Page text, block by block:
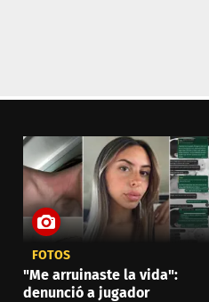
FOTOS
"Me arruinaste la vida":
denunció a jugador